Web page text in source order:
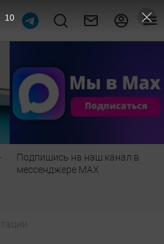
Подпишись на наш канал в
мессенджере МАХ
9